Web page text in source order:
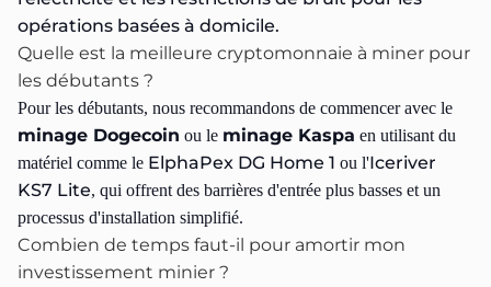
opérations basées à domicile.
Quelle est la meilleure cryptomonnaie à miner pour
les débutants ?
Pour les débutants, nous recommandons de commencer avec le
minage Dogecoin ou le minage Kaspa en utilisant du
matériel comme le ElphaPex DG Home 1 ou l'Iceriver
KS7 Lite, qui offrent des barrières d'entrée plus basses et un
processus d'installation simplifié.
Combien de temps faut-il pour amortir mon
investissement minier ?